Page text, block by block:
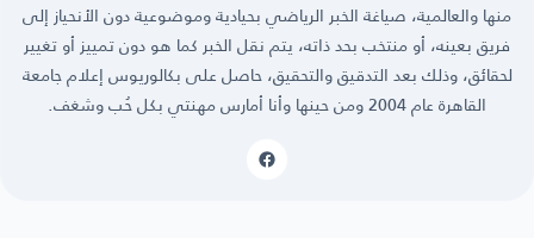
منها والعالمية، صياغة الخبر الرياضي بحيادية وموضوعية دون الأنحياز إلى
فريق بعينه، أو منتخب بحد ذاته، يتم نقل الخبر كما هو دون تمييز أو تغيير
لحقائق، وذلك بعد التدقيق والتحقيق، حاصل على بكالوريوس إعلام جامعة
القاهرة عام 2004 ومن حينها وأنا أمارس مهنتي بكل حُب وشغف.